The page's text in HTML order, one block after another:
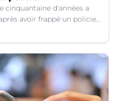
cinquantaine d'années a
avoir frappé un policier